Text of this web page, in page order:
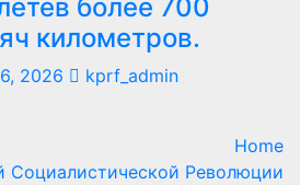
более 700
километров.
2026 kprf_admin
Home
Социалистической Революции